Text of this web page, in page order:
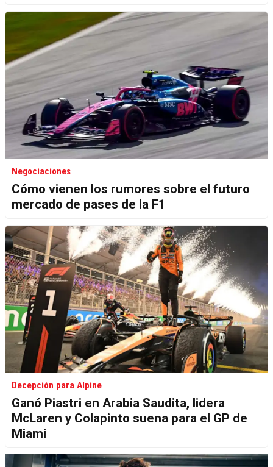
Negociaciones
Cómo vienen los rumores sobre el futuro
mercado de pases de la F1
Decepción para Alpine
Ganó Piastri en Arabia Saudita, lidera
McLaren y Colapinto suena para el GP de
Miami